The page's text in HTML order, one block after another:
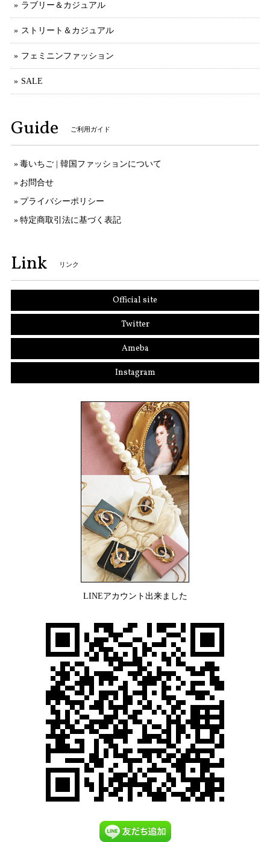
ラブリー＆カジュアル
ストリート＆カジュアル
フェミニンファッション
SALE
Guide ご利用ガイド
毒いちご | 韓国ファッションについて
お問合せ
プライバシーポリシー
特定商取引法に基づく表記
Link リンク
Official site
Twitter
Ameba
Instagram
LINEアカウント出来ました